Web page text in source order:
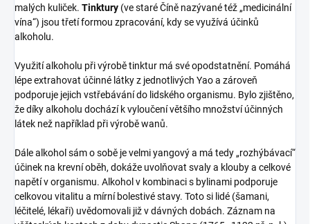
malých kuliček. Tinktury (ve staré Číně nazývané též „medicinální
vína“) jsou třetí formou zpracování, kdy se využívá účinků
alkoholu.
Využití alkoholu při výrobě tinktur má své opodstatnění. Pomáhá
lépe extrahovat účinné látky z jednotlivých Yao a zároveň
podporuje jejich vstřebávání do lidského organismu. Bylo zjištěno,
že díky alkoholu dochází k vyloučení většího množství účinných
látek než například při výrobě wanů.
Dále alkohol sám o sobě je velmi yangový a má tedy „rozhýbávací“
účinek na krevní oběh, dokáže uvolňovat svaly a klouby a celkové
napětí v organismu. Alkohol v kombinaci s bylinami podporuje
celkovou vitalitu a mírní bolestivé stavy. Toto si lidé (šamani,
léčitelé, lékaři) uvědomovali již v dávných dobách. Záznam na